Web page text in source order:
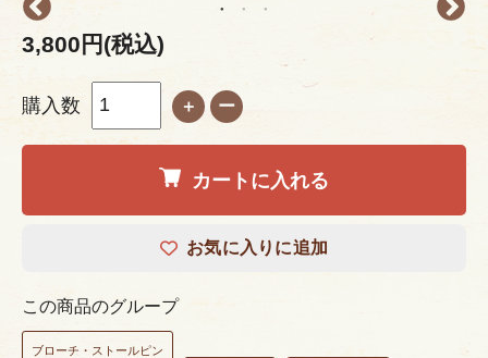
3,800円(税込)
購入数 ＋ ー
カートに入れる
お気に入りに追加
この商品のグループ
ブローチ・ストールピン